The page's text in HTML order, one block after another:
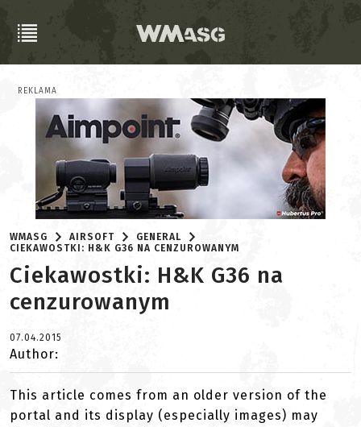
REKLAMA
WMASG AIRSOFT
GENERAL
CIEKAWOSTKI: H&K G36 NA CENZUROWANYM
Ciekawostki: H&K G36 na
cenzurowanym
07.04.2015
Author:
This article comes from an older version of the
portal and its display (especially images) may